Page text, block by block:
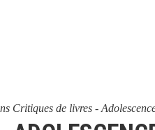
Critiques de livres -